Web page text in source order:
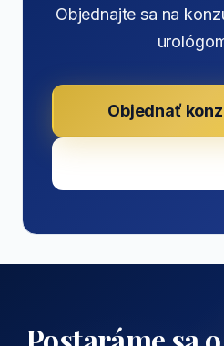
Objednajte sa na
Objednať